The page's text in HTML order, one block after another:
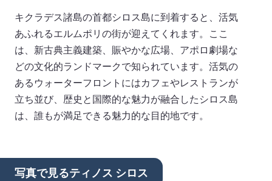
キクラデス諸島の首都シロス島に到着すると、活気
あふれるエルムポリの街が迎えてくれます。ここ
は、新古典主義建築、賑やかな広場、アポロ劇場な
どの文化的ランドマークで知られています。活気の
あるウォーターフロントにはカフェやレストランが
立ち並び、歴史と国際的な魅力が融合したシロス島
は、誰もが満足できる魅力的な目的地です。
写真で見るティノス シロス